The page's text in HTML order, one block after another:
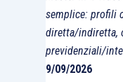
aliquote di
deve essere
abilitati
prestazione
semplice: profili
diretta/indiretta,
previdenziali/
9/09/2026